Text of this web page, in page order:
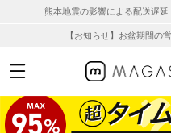
熊本地震の影響による配送遅延
【お知らせ】お盆期間の